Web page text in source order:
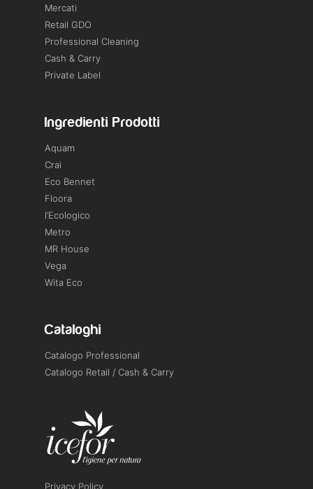
Mercati
Retail GDO
Professional Cleaning
Cash & Carry
Private Label
Ingredienti Prodotti
Aquam
Crai
Eco Bennet
Floora
l’Ecologico
Metro
MR House
Vega
Wita Eco
Cataloghi
Catalogo Professional
Catalogo Retail / Cash & Carry
Privacy Policy